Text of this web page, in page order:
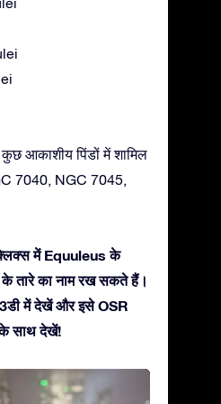
आकाशीय पिंडों में शामिल
7040, NGC 7045,
में Equuleus के
तारे का नाम रख सकते हैं।
3डी में देखें और इसे OSR
साथ देखें!